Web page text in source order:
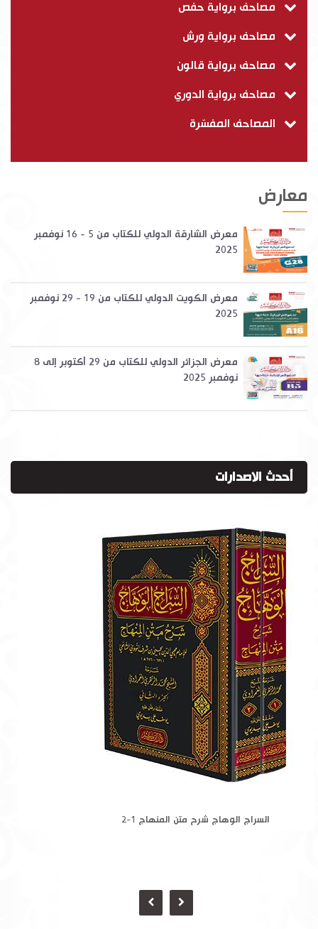
مصاحف برواية حفص
مصاحف برواية ورش
مصاحف برواية قالون
مصاحف برواية الدوري
المصاحف المفسّرة
معارض
معرض الشارقة الدولي للكتاب من 5 - 16 نوفمبر
2025
معرض الكويت الدولي للكتاب من 19 - 29 نوفمبر
2025
معرض الجزائر الدولي للكتاب من 29 أكتوبر إلى 8
نوفمبر 2025
أحدث الاصدارات
السراج الوهاج شرح متن المنهاج 1-2